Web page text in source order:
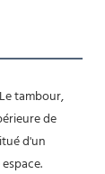
de
d'un